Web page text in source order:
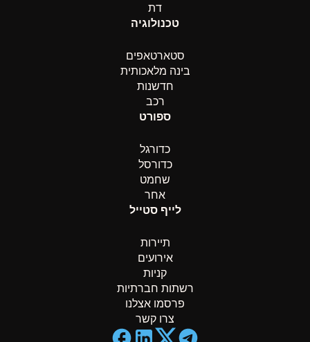
דת
טכנולוגיה
סטארטאפים
בינה מלאכותית
חדשנות
רכב
ספורט
כדורגל
כדורסל
שחמט
אחר
לייף סטייל
תיירות
אירועים
קניות
רשתות חברתיות
פרסמו אצלנו
צרו קשר